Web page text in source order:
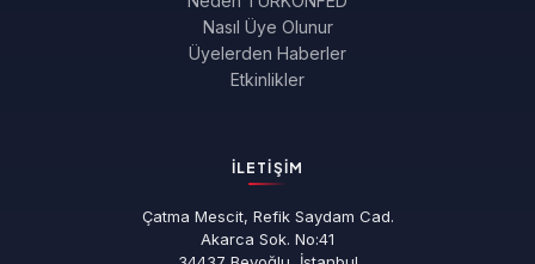
Nasıl Üye Olunur
Üyelerden Haberler
Etkinlikler
İLETIŞIM
Çatma Mescit, Refik Saydam Cad.
Akarca Sok. No:41